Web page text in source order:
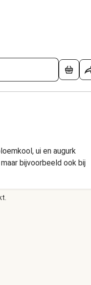
ui en augurk
bijvoorbeeld ook bij